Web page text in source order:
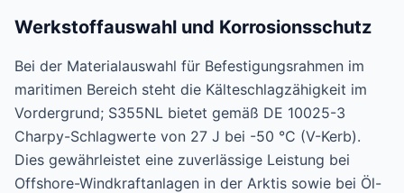
Werkstoffauswahl und Korrosionsschutz
Bei der Materialauswahl für Befestigungsrahmen im
maritimen Bereich steht die Kälteschlagzähigkeit im
Vordergrund; S355NL bietet gemäß DE 10025-3
Charpy-Schlagwerte von 27 J bei -50 °C (V-Kerb).
Dies gewährleistet eine zuverlässige Leistung bei
Offshore-Windkraftanlagen in der Arktis sowie bei Öl-